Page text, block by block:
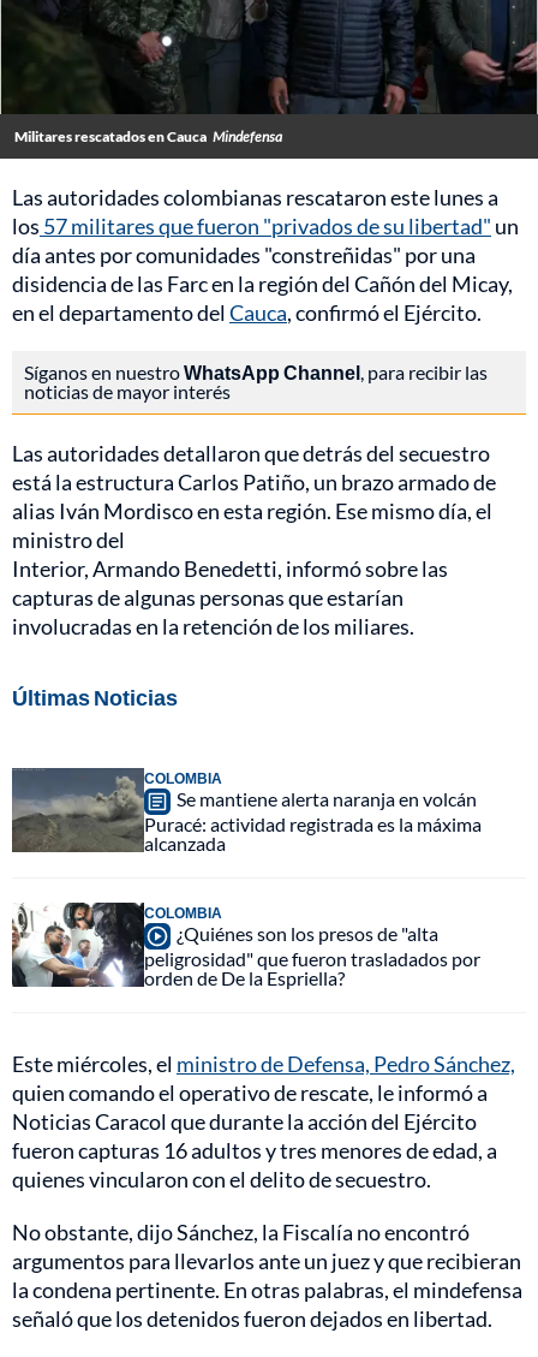
Militares rescatados en Cauca Mindefensa
Las autoridades colombianas rescataron este lunes a
los 57 militares que fueron "privados de su libertad" un
día antes por comunidades "constreñidas" por una
disidencia de las Farc en la región del Cañón del Micay,
en el departamento delCauca, confirmó el Ejército.
Síganos en nuestroWhatsApp Channel, para recibir las
noticias de mayor interés
Las autoridades detallaron que detrás del secuestro
está la estructura Carlos Patiño, un brazo armado de
alias Iván Mordisco en esta región. Ese mismo día, el
ministro del
Interior, Armando Benedetti, informó sobre las
capturas de algunas personas que estarían
involucradas en la retención de los miliares.
Últimas Noticias
COLOMBIA
Se mantiene alerta naranja en volcán
Puracé: actividad registrada es la máxima
alcanzada
COLOMBIA
¿Quiénes son los presos de "alta
peligrosidad" que fueron trasladados por
orden de De la Espriella?
Este miércoles, el ministro de Defensa, Pedro Sánchez,
quien comando el operativo de rescate, le informó a
Noticias Caracol que durante la acción del Ejército
fueron capturas 16 adultos y tres menores de edad, a
quienes vincularon con el delito de secuestro.
No obstante, dijo Sánchez, la Fiscalía no encontró
argumentos para llevarlos ante un juez y que recibieran
la condena pertinente. En otras palabras, el mindefensa
señaló que los detenidos fueron dejados en libertad.